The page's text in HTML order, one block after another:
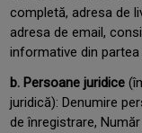
completă, adresa de
adresa de email,
informative din partea
b. Persoane juridice
juridică): Denumire
de înregistrare,